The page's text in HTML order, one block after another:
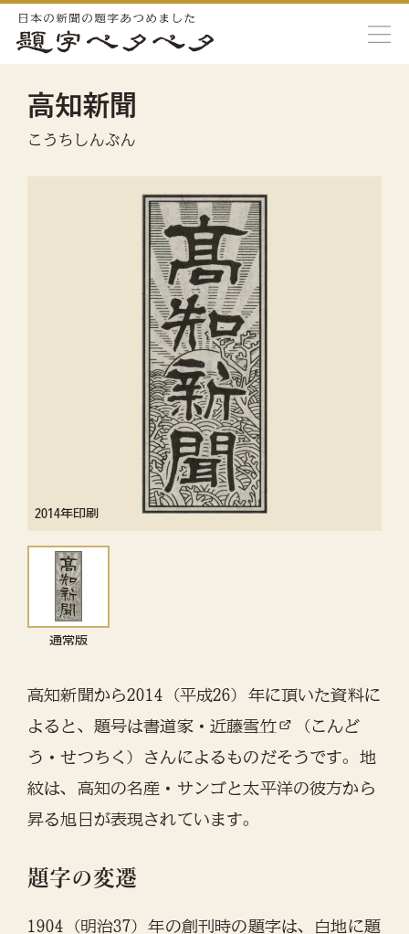
高知新聞
こうちしんぶん
2014年印刷
通常版
高知新聞から2014（平成26）年に頂いた資料に
よると、題号は書道家・近藤雪竹 （こんど
う・せつちく）さんによるものだそうです。地
紋は、高知の名産・サンゴと太平洋の彼方から
昇る旭日が表現されています。
題字の変遷
1904（明治37）年の創刊時の題字は、白地に題